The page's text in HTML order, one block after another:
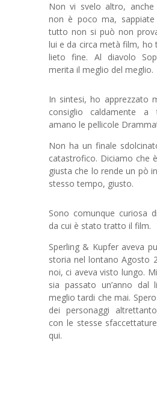
Non vi svelo altro, anche
non è poco ma,
tutto non si può non
lui e da circa metà film, ho
lieto fine. Al diavolo
merita il meglio del meglio.
In sintesi, ho apprezzato
consiglio caldamente
amano le pellicole
Non ha un finale
catastrofico. Diciamo che
giusta che lo rende un pò
stesso tempo, giusto.
Sono comunque curiosa
da cui è stato tratto il film.
Sperling & Kupfer aveva
storia nel lontano Agosto
noi, ci aveva visto lungo.
sia passato un’anno
meglio tardi che mai.
dei personaggi
con le stesse
qui.